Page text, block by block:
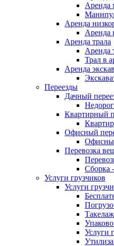
Аренда
Аренда
Аренда
Аренда трала
Аренда
Трал в
Аренда
Переезды
Дачный
Квартирный
Офисный
Перевозка
Сборка
Услуги грузчиков
Услуги
Услуги